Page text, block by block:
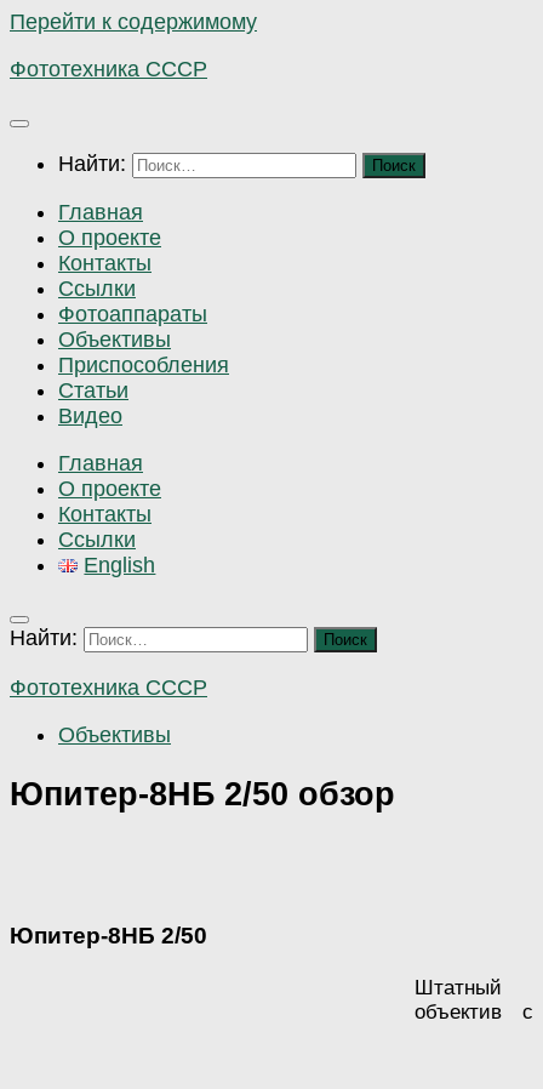
Перейти к содержимому
Фототехника СССР
Найти:
Главная
О проекте
Контакты
Ссылки
Фотоаппараты
Объективы
Приспособления
Статьи
Видео
Главная
О проекте
Контакты
Ссылки
English
Найти:
Фототехника СССР
Объективы
Юпитер-8НБ 2/50 обзор
Юпитер-8НБ 2/50
Штатный
объектив с